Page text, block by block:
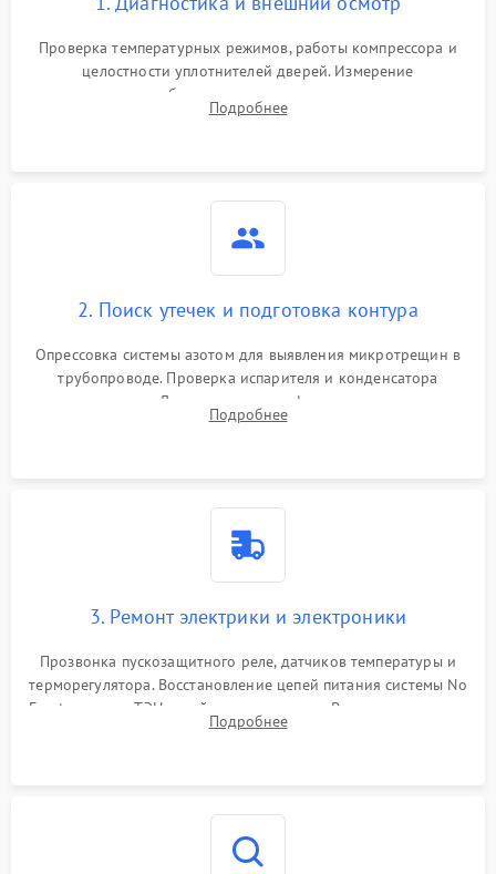
работе
2000 ₽ Подробнее →
1000 ₽
1800 ₽
Проверка температурных режимов, работы компрессора и
целостности уплотнителей дверей. Измерение
сопротивления обмоток мотора, проверка термостата и
считывание кодов ошибок с электронного дисплея.
Подробнее
2. Поиск утечек и подготовка контура
Опрессовка системы азотом для выявления микротрещин в
трубопроводе. Проверка испарителя и конденсатора
течеискателем. Демонтаж старого фильтра-осушителя и
продувка капиллярной трубки для устранения засоров.
Подробнее
3. Ремонт электрики и электроники
Прозвонка пускозащитного реле, датчиков температуры и
терморегулятора. Восстановление цепей питания системы No
Frost, включая ТЭН оттайки и вентилятор. Ремонт или замена
платы управления при сбоях алгоритмов.
Подробнее